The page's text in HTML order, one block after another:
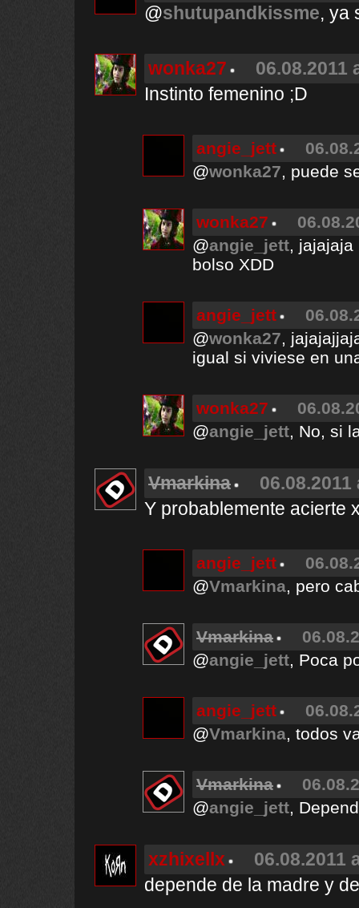
@shutupandkissme, ya
wonka27
06.08.2011
Instinto femenino ;D
angie_jett
@wonka27, puede
wonka27
@angie_jett, jajajaja
bolso XDD
angie_jett
@wonka27,
igual si viviese en
wonka27
@angie_jett, No, si
Vmarkina
Y probablemente acierte
angie_jett
@Vmarkina, pero
Vmarkina
@angie_jett, Poca
angie_jett
@Vmarkina, todos
Vmarkina
@angie_jett,
xzhixellx
06.08.2011
depende de la madre y